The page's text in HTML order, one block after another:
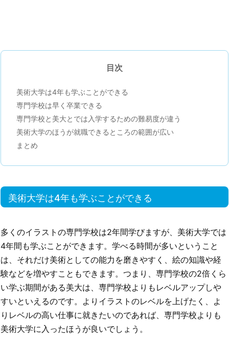
目次
美術大学は4年も学ぶことができる
専門学校は早く卒業できる
専門学校と美大とでは入学するための難易度が違う
美術大学のほうが就職できるところの範囲が広い
まとめ
美術大学は4年も学ぶことができる
多くのイラストの専門学校は2年間学びますが、美術大学では
4年間も学ぶことができます。学べる時間が多いということ
は、それだけ美術としての能力を磨きやすく、絵の知識や経
験などを増やすこともできます。つまり、専門学校の2倍くら
い学ぶ期間がある美大は、専門学校よりもレベルアップしや
すいといえるのです。よりイラストのレベルを上げたく、よ
りレベルの高い仕事に就きたいのであれば、専門学校よりも
美術大学に入ったほうが良いでしょう。